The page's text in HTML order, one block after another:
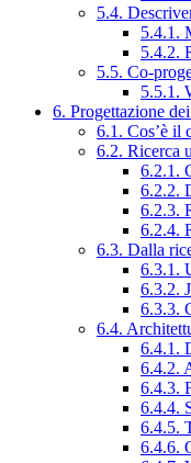
5.4.
5.4.1.
5.4.2.
5.5. Co-
5.5.1.
6. Progettazione
6.1. Cos’è il
6.2. Ricerca
6.2.1.
6.2.2.
6.2.3.
6.2.4.
6.3. Dalla
6.3.1.
6.3.2.
6.3.3.
6.4.
6.4.1.
6.4.2.
6.4.3.
6.4.4.
6.4.5.
6.4.6.